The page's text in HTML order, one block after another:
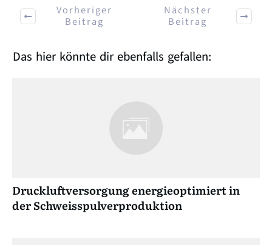
Vorheriger
Beitrag
Nächster
Beitrag
Das hier könnte dir ebenfalls gefallen:
Druckluftversorgung energieoptimiert in
der Schweisspulverproduktion